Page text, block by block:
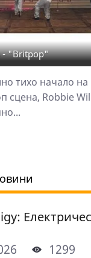
- "Britpop"
тихо начало на
сцена, Robbie
1299